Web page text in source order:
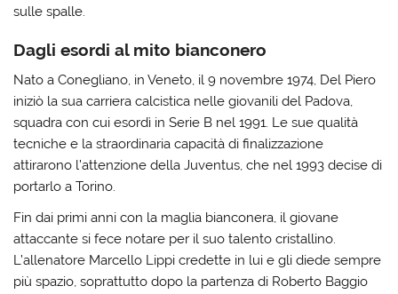
sulle spalle.
Dagli esordi al mito bianconero
Nato a Conegliano, in Veneto, il 9 novembre 1974, Del Piero
iniziò la sua carriera calcistica nelle giovanili del Padova,
squadra con cui esordì in Serie B nel 1991. Le sue qualità
tecniche e la straordinaria capacità di finalizzazione
attirarono l’attenzione della Juventus, che nel 1993 decise di
portarlo a Torino.
Fin dai primi anni con la maglia bianconera, il giovane
attaccante si fece notare per il suo talento cristallino.
L’allenatore Marcello Lippi credette in lui e gli diede sempre
più spazio, soprattutto dopo la partenza di Roberto Baggio